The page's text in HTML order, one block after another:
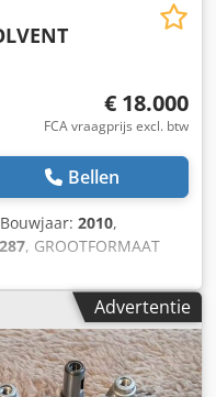
€ 18.000
FCA vraagprijs excl. btw
Bellen
2010,
, GROOTFORMAAT
RTR (rol
STOFFEN
• Grootformaatprinter
inkt: 6 kleuren
3,2 M (3200 mm) • 24
met hoge prestaties
Advertentie